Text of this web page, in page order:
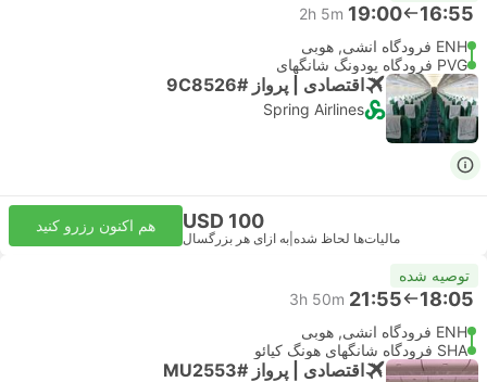
16:55
19:00
2h 5m
ENH فرودگاه انشی, هوبی
PVG فرودگاه پودونگ شانگهای
اقتصادی | پرواز #9C8526
Spring Airlines
USD 100
مالیات‌ها لحاظ شده به ازای هر بزرگسال
هم اکنون رزرو کنید
توصیه شده
18:05
21:55
3h 50m
ENH فرودگاه انشی, هوبی
SHA فرودگاه شانگهای هونگ کیائو
اقتصادی | پرواز #MU2553